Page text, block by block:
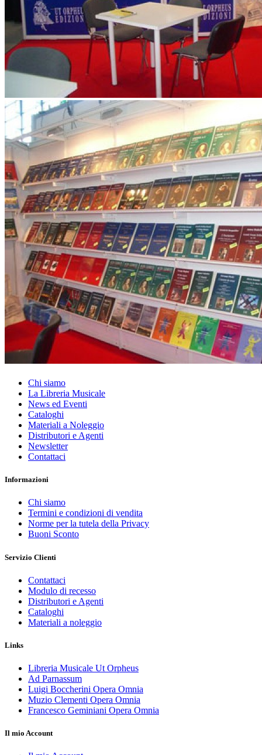
Chi siamo
La Libreria Musicale
News ed Eventi
Cataloghi
Materiali a Noleggio
Distributori e Agenti
Newsletter
Contattaci
Informazioni
Chi siamo
Termini e condizioni di vendita
Norme per la tutela della Privacy
Buoni Sconto
Servizio Clienti
Contattaci
Modulo di recesso
Distributori e Agenti
Cataloghi
Materiali a noleggio
Links
Libreria Musicale Ut Orpheus
Ad Parnassum
Luigi Boccherini Opera Omnia
Muzio Clementi Opera Omnia
Francesco Geminiani Opera Omnia
Il mio Account